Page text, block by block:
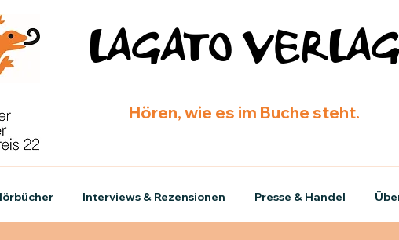
LAGATO VERLAG
Hören, wie es im Buche steht.
Interviews & Rezensionen Presse & Handel